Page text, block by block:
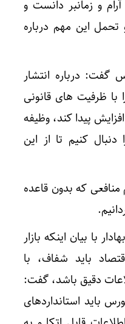
و زمانبر دانست و
این مهم درباره
گفت: درباره انتشار
با ظرفیت های قانونی
پیدا کند، وظیفه
کنیم تا از این
که بدون قاعده
با بیان اینکه بازار
باید شفاف، با
دقیق باشد، گفت:
باید استانداردهای